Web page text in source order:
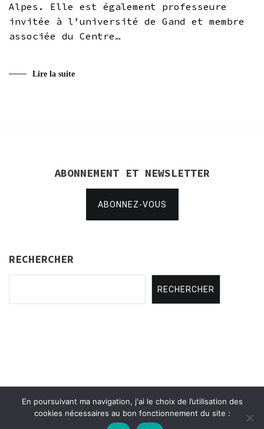
Alpes. Elle est également professeure
invitée à l’université de Gand et membre
associée du Centre…
Lire la suite
ABONNEMENT ET NEWSLETTER
ABONNEZ-VOUS
RECHERCHER
RECHERCHER
Copyright © 2021 Concertina Rencontres .
En poursuivant ma navigation, j'ai le choix de l’utilisation des
cookies nécessaires au bon fonctionnement du site :